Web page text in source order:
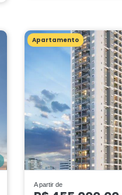
Apartamento
A partir de